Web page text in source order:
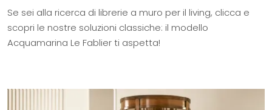
Se sei alla ricerca di librerie a muro per il living, clicca e
scopri le nostre soluzioni classiche: il modello
Acquamarina Le Fablier ti aspetta!